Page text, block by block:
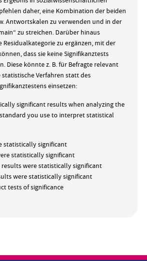
daher, eine Kombination der beiden
Antwortskalen zu verwenden und in der
zu streichen. Darüber hinaus
Residualkategorie zu ergänzen, mit der
dass sie keine Signifikanztests
Diese könnte z. B. für Befragte relevant
statistische Verfahren statt des
einsetzen:
significant results when analyzing the
you use to interpret statistical
statistically significant
statistically significant
results were statistically significant
were statistically significant
tests of significance